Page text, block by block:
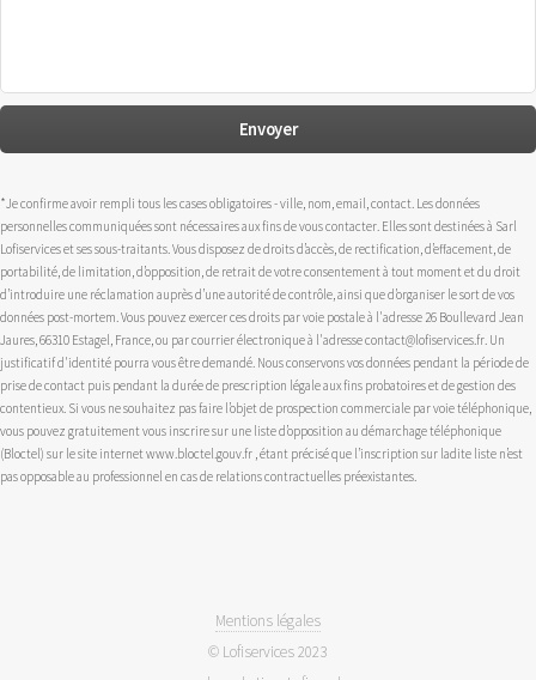
*Je confirme avoir rempli tous les cases obligatoires - ville, nom, email, contact. Les données
personnelles communiquées sont nécessaires aux fins de vous contacter. Elles sont destinées à Sarl
Lofiservices et ses sous-traitants. Vous disposez de droits d’accès, de rectification, d’effacement, de
portabilité, de limitation, d’opposition, de retrait de votre consentement à tout moment et du droit
d’introduire une réclamation auprès d’une autorité de contrôle, ainsi que d’organiser le sort de vos
données post-mortem. Vous pouvez exercer ces droits par voie postale à l'adresse 26 Boullevard Jean
Jaures, 66310 Estagel, France, ou par courrier électronique à l'adresse contact@lofiservices.fr. Un
justificatif d'identité pourra vous être demandé. Nous conservons vos données pendant la période de
prise de contact puis pendant la durée de prescription légale aux fins probatoires et de gestion des
contentieux. Si vous ne souhaitez pas faire l’objet de prospection commerciale par voie téléphonique,
vous pouvez gratuitement vous inscrire sur une liste d’opposition au démarchage téléphonique
(Bloctel) sur le site internet www.bloctel.gouv.fr , étant précisé que l’inscription sur ladite liste n’est
pas opposable au professionnel en cas de relations contractuelles préexistantes.
Mentions légales
© Lofiservices 2023